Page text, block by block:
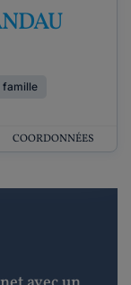
famille
COORDONNÉES